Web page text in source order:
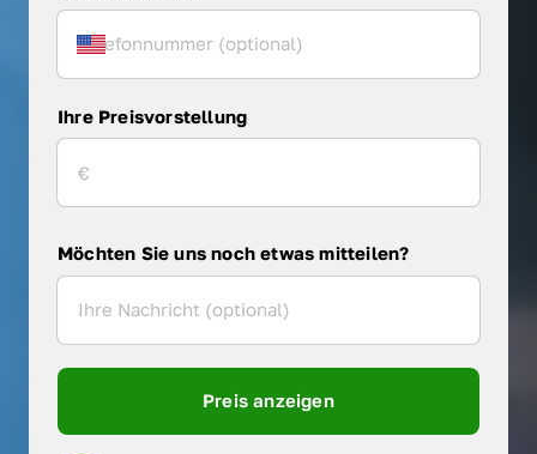
Ihre Preisvorstellung
Möchten Sie uns noch etwas mitteilen?
Preis anzeigen